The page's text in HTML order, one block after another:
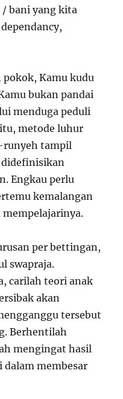
bani yang kita
Kamu kudu
bukan pandai
menduga peduli
metode luhur
runyeh tampil
didefinisikan
Engkau perlu
kemalangan
per bettingan,
swapraja.
carilah teori anak
akan
tersebut
Berhentilah
mengingat hasil
membesar